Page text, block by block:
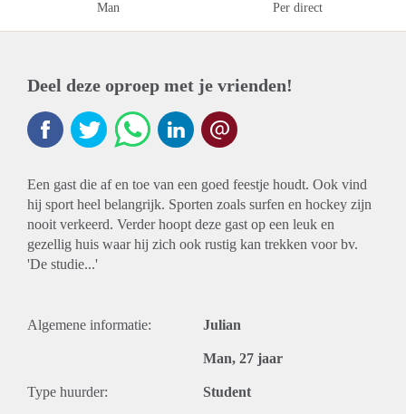
Man Per direct
Deel deze oproep met je vrienden!
Een gast die af en toe van een goed feestje houdt. Ook vind
hij sport heel belangrijk. Sporten zoals surfen en hockey zijn
nooit verkeerd. Verder hoopt deze gast op een leuk en
gezellig huis waar hij zich ook rustig kan trekken voor bv.
'De studie...'
Algemene informatie: Julian
Man, 27 jaar
Type huurder: Student